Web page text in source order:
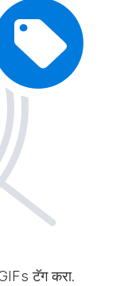
टॅग करा.